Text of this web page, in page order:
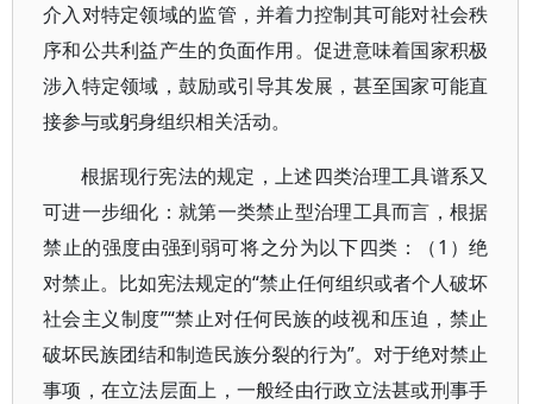
介入对特定领域的监管，并着力控制其可能对社会秩
序和公共利益产生的负面作用。促进意味着国家积极
涉入特定领域，鼓励或引导其发展，甚至国家可能直
接参与或躬身组织相关活动。
根据现行宪法的规定，上述四类治理工具谱系又
可进一步细化：就第一类禁止型治理工具而言，根据
禁止的强度由强到弱可将之分为以下四类：（1）绝
对禁止。比如宪法规定的“禁止任何组织或者个人破坏
社会主义制度”“禁止对任何民族的歧视和压迫，禁止
破坏民族团结和制造民族分裂的行为”。对于绝对禁止
事项，在立法层面上，一般经由行政立法甚或刑事手